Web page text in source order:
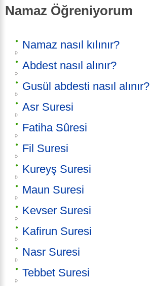
Namaz Öğreniyorum
Namaz nasıl kılınır?
Abdest nasıl alınır?
Gusül abdesti nasıl alınır?
Asr Suresi
Fatiha Sûresi
Fil Suresi
Kureyş Suresi
Maun Suresi
Kevser Suresi
Kafirun Suresi
Nasr Suresi
Tebbet Suresi